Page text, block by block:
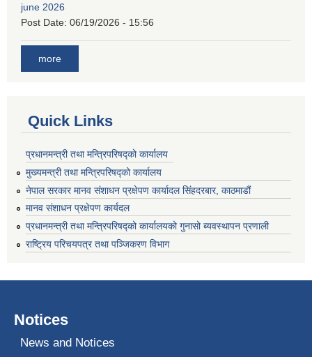
june 2026
Post Date: 06/19/2026 - 15:56
more
Quick Links
प्रधानमन्त्री तथा मन्त्रिपरिषद्को कार्यालय
मुख्यमन्त्री तथा मन्त्रिपरिषद्को कार्यालय
नेपाल सरकार मानव संशाधन प्रक्षेपण कार्यादल सिंहदरबार, काठमाडौं
मानव संशाधन प्रक्षेपण कार्यदल
प्रधानमन्त्री तथा मन्त्रिपरिषद्को कार्यालयको गुनासो ब्यवस्थापन प्रणाली
राष्ट्रिय परिचयपत्र तथा पञ्जिकरण विभाग
Notices
News and Notices